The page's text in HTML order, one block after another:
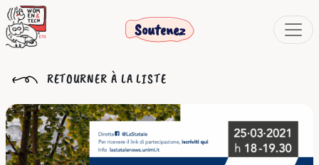
Soutenez
RETOURNER À LA LISTE